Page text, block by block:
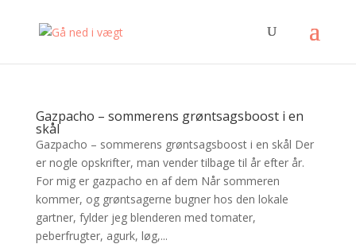
Gazpacho – sommerens grøntsagsboost i en
skål
Gazpacho – sommerens grøntsagsboost i en skål Der
er nogle opskrifter, man vender tilbage til år efter år.
For mig er gazpacho en af dem Når sommeren
kommer, og grøntsagerne bugner hos den lokale
gartner, fylder jeg blenderen med tomater,
peberfrugter, agurk, løg,...